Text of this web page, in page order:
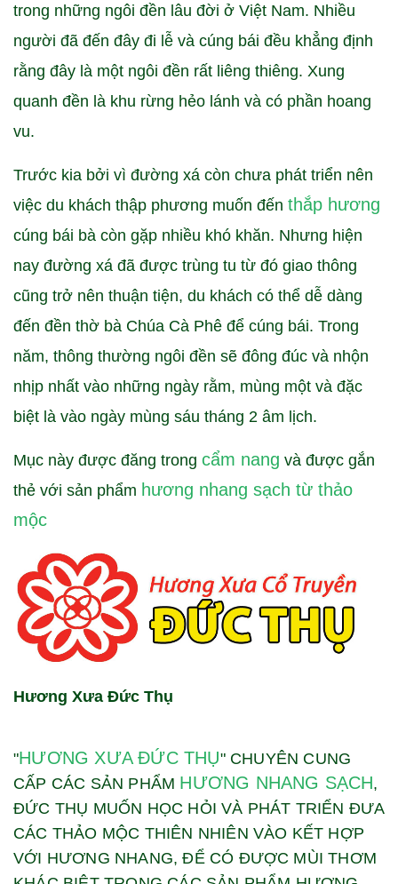
trong những ngôi đền lâu đời ở Việt Nam. Nhiều
người đã đến đây đi lễ và cúng bái đều khẳng định
rằng đây là một ngôi đền rất liêng thiêng. Xung
quanh đền là khu rừng hẻo lánh và có phần hoang
vu.
Trước kia bởi vì đường xá còn chưa phát triển nên
việc du khách thập phương muốn đến thắp hương
cúng bái bà còn gặp nhiều khó khăn. Nhưng hiện
nay đường xá đã được trùng tu từ đó giao thông
cũng trở nên thuận tiện, du khách có thể dễ dàng
đến đền thờ bà Chúa Cà Phê để cúng bái. Trong
năm, thông thường ngôi đền sẽ đông đúc và nhộn
nhịp nhất vào những ngày rằm, mùng một và đặc
biệt là vào ngày mùng sáu tháng 2 âm lịch.
Mục này được đăng trong cẩm nang và được gắn
thẻ với sản phẩm hương nhang sạch từ thảo
mộc
Hương Xưa Đức Thụ
"HƯƠNG XƯA ĐỨC THỤ" CHUYÊN CUNG
CẤP CÁC SẢN PHẨM HƯƠNG NHANG SẠCH,
ĐỨC THỤ MUỐN HỌC HỎI VÀ PHÁT TRIỂN ĐƯA
CÁC THẢO MỘC THIÊN NHIÊN VÀO KẾT HỢP
VỚI HƯƠNG NHANG, ĐỂ CÓ ĐƯỢC MÙI THƠM